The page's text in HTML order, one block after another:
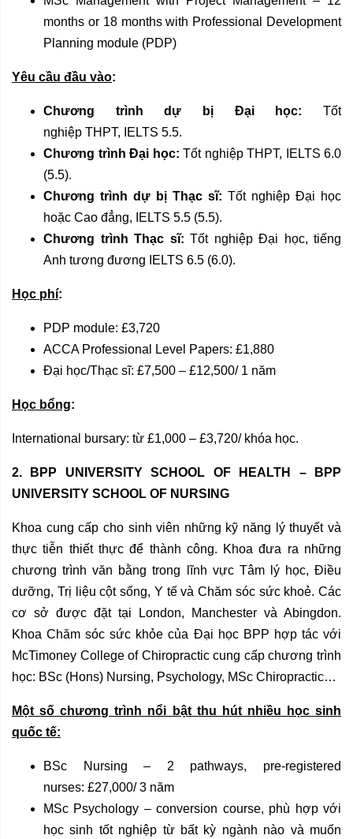
months or 18 months with Professional Development
Planning module (PDP)
Yêu cầu đầu vào:
Chương trình dự bị Đại học: Tốt
nghiệp THPT, IELTS 5.5.
Chương trình Đại học: Tốt nghiệp THPT, IELTS 6.0
(5.5).
Chương trình dự bị Thạc sĩ: Tốt nghiệp Đại học
hoặc Cao đẳng, IELTS 5.5 (5.5).
Chương trình Thạc sĩ: Tốt nghiệp Đại học, tiếng
Anh tương đương IELTS 6.5 (6.0).
Học phí:
PDP module: £3,720
ACCA Professional Level Papers: £1,880
Đại học/Thạc sĩ: £7,500 – £12,500/ 1 năm
Học bổng:
International bursary: từ £1,000 – £3,720/ khóa học.
2. BPP UNIVERSITY SCHOOL OF HEALTH –
BPP
UNIVERSITY SCHOOL OF NURSING
Khoa cung cấp cho sinh viên những kỹ năng lý thuyết và
thực tiễn thiết thực để thành công. Khoa đưa ra những
chương trình văn bằng trong lĩnh vực Tâm lý học, Điều
dưỡng, Trị liệu cột sống, Y tế và Chăm sóc sức khoẻ. Các
cơ sở được đặt tại London, Manchester và Abingdon.
Khoa Chăm sóc sức khỏe của Đại học BPP hợp tác với
McTimoney College of Chiropractic cung cấp chương trình
học: BSc (Hons) Nursing, Psychology, MSc Chiropractic…
Một số chương trình nổi bật thu hút nhiều học sinh
quốc tế:
BSc Nursing – 2 pathways, pre-registered
nurses: £27,000/ 3 năm
MSc Psychology – conversion course, phù hợp với
học sinh tốt nghiệp từ bất kỳ ngành nào và muốn